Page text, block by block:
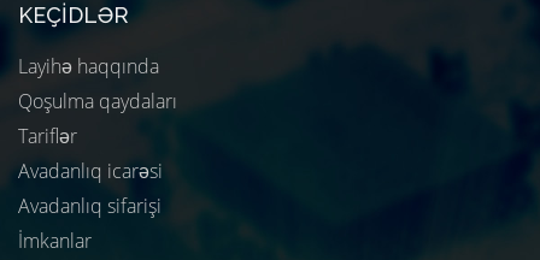
KEÇIDLƏR
Layihə haqqında
Qoşulma qaydaları
Tariflər
Avadanlıq icarəsi
Avadanlıq sifarişi
İmkanlar